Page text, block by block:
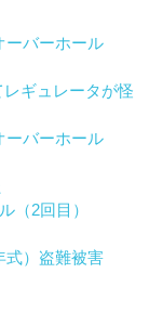
ーバーホール
ギュレータが怪
ーバーホール
（2回目）
式）盗難被害